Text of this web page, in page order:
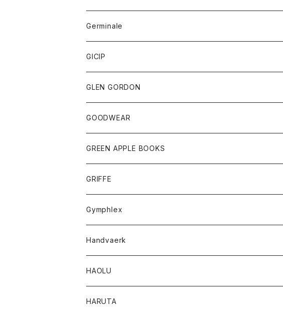
Tシャツ
ボトム
アウター
パーカー
グッズ
ネクタイ
チーフ
トップス
シャツ
タンクトップ
ボトム
ショートパンツ
スカート
レディース
スカート
Tシャツ
Germinale
靴
サンダル
GICIP
トップス
Tシャツ
GLEN GORDON
グッズ
手袋
GOODWEAR
トップス
Tシャツ
GREEN APPLE BOOKS
GRIFFE
Gymphlex
アウター
カーディガン
コート
トップス
シャツ
レディース
Handvaerk
トップス
Tシャツ
HAOLU
HARUTA